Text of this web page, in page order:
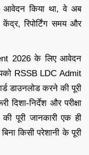
आवेदन किया था, वे अब
रिपोर्टिंग समय और
2026 के लिए आवेदन
RSSB LDC Admit
डाउनलोड करने की पूरी
दिशा-निर्देश और परीक्षा
पूरी जानकारी एक ही
किसी परेशानी के पूरी